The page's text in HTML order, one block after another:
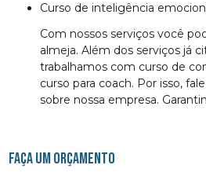
curso de inteligência
Com nossos serviços você
almeja. Além dos serviços já
trabalhamos com curso de
curso para coach. Por isso,
sobre nossa empresa.
FAÇA UM ORÇAMENTO